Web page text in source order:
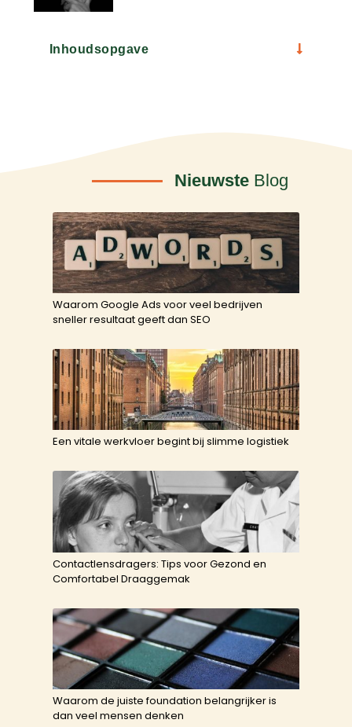
Inhoudsopgave
Nieuwste Blog
Waarom Google Ads voor veel bedrijven
sneller resultaat geeft dan SEO
Een vitale werkvloer begint bij slimme logistiek
Contactlensdragers: Tips voor Gezond en
Comfortabel Draaggemak
Waarom de juiste foundation belangrijker is
dan veel mensen denken